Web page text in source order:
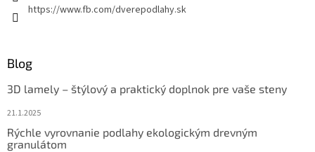
https://www.fb.com/dverepodlahy.sk
Blog
3D lamely – štýlový a praktický doplnok pre vaše steny
21.1.2025
Rýchle vyrovnanie podlahy ekologickým drevným
granulátom